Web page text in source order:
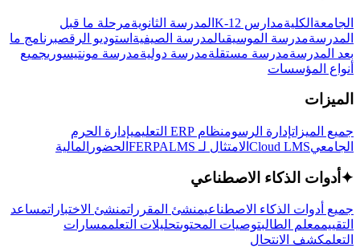
الجامعة الكليةمدارس K-12 المدرسة الثانويةمرحلة ما قبل
المدرسةمدرسة الموسيقىالمدرسة الصيفية استوديو الرقصبرنامج ما
بعد المدرسةمدرسة مستقلةمدرسة دوليةمدرسة مونتيسوريجميع
أنواع المؤسسات
الميزات
جميع الميزاتإدارة الرسومنظام ERP التعليمي
إدارة الحرم
الجامعيCloud LMS الامتثال لـ FERPA LMS الحضور المالية
✦ أدوات الذكاء الاصطناعي
جميع أدوات الذكاء الاصطناعيمنشئ المقرراتمنشئ الاختباراتمساعد
التقييممعلم الطالبتوصيات المحتوىتحليلات التعلممسارات
التعلمكشف الانتحال